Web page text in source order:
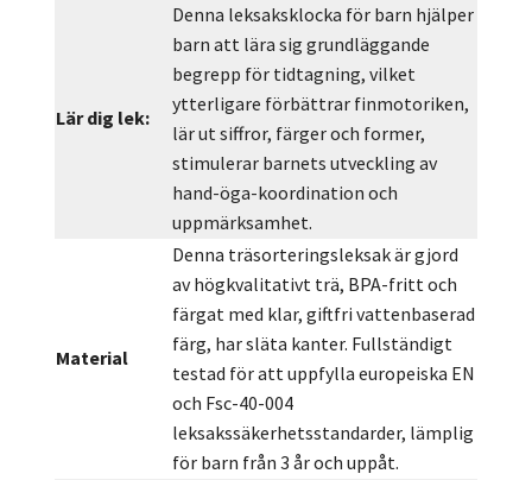
Lär dig lek:
Denna leksaksklocka för barn hjälper
barn att lära sig grundläggande
begrepp för tidtagning, vilket
ytterligare förbättrar finmotoriken,
lär ut siffror, färger och former,
stimulerar barnets utveckling av
hand-öga-koordination och
uppmärksamhet.
Material
Denna träsorteringsleksak är gjord
av högkvalitativt trä, BPA-fritt och
färgat med klar, giftfri vattenbaserad
färg, har släta kanter. Fullständigt
testad för att uppfylla europeiska EN
och Fsc-40-004
leksakssäkerhetsstandarder, lämplig
för barn från 3 år och uppåt.